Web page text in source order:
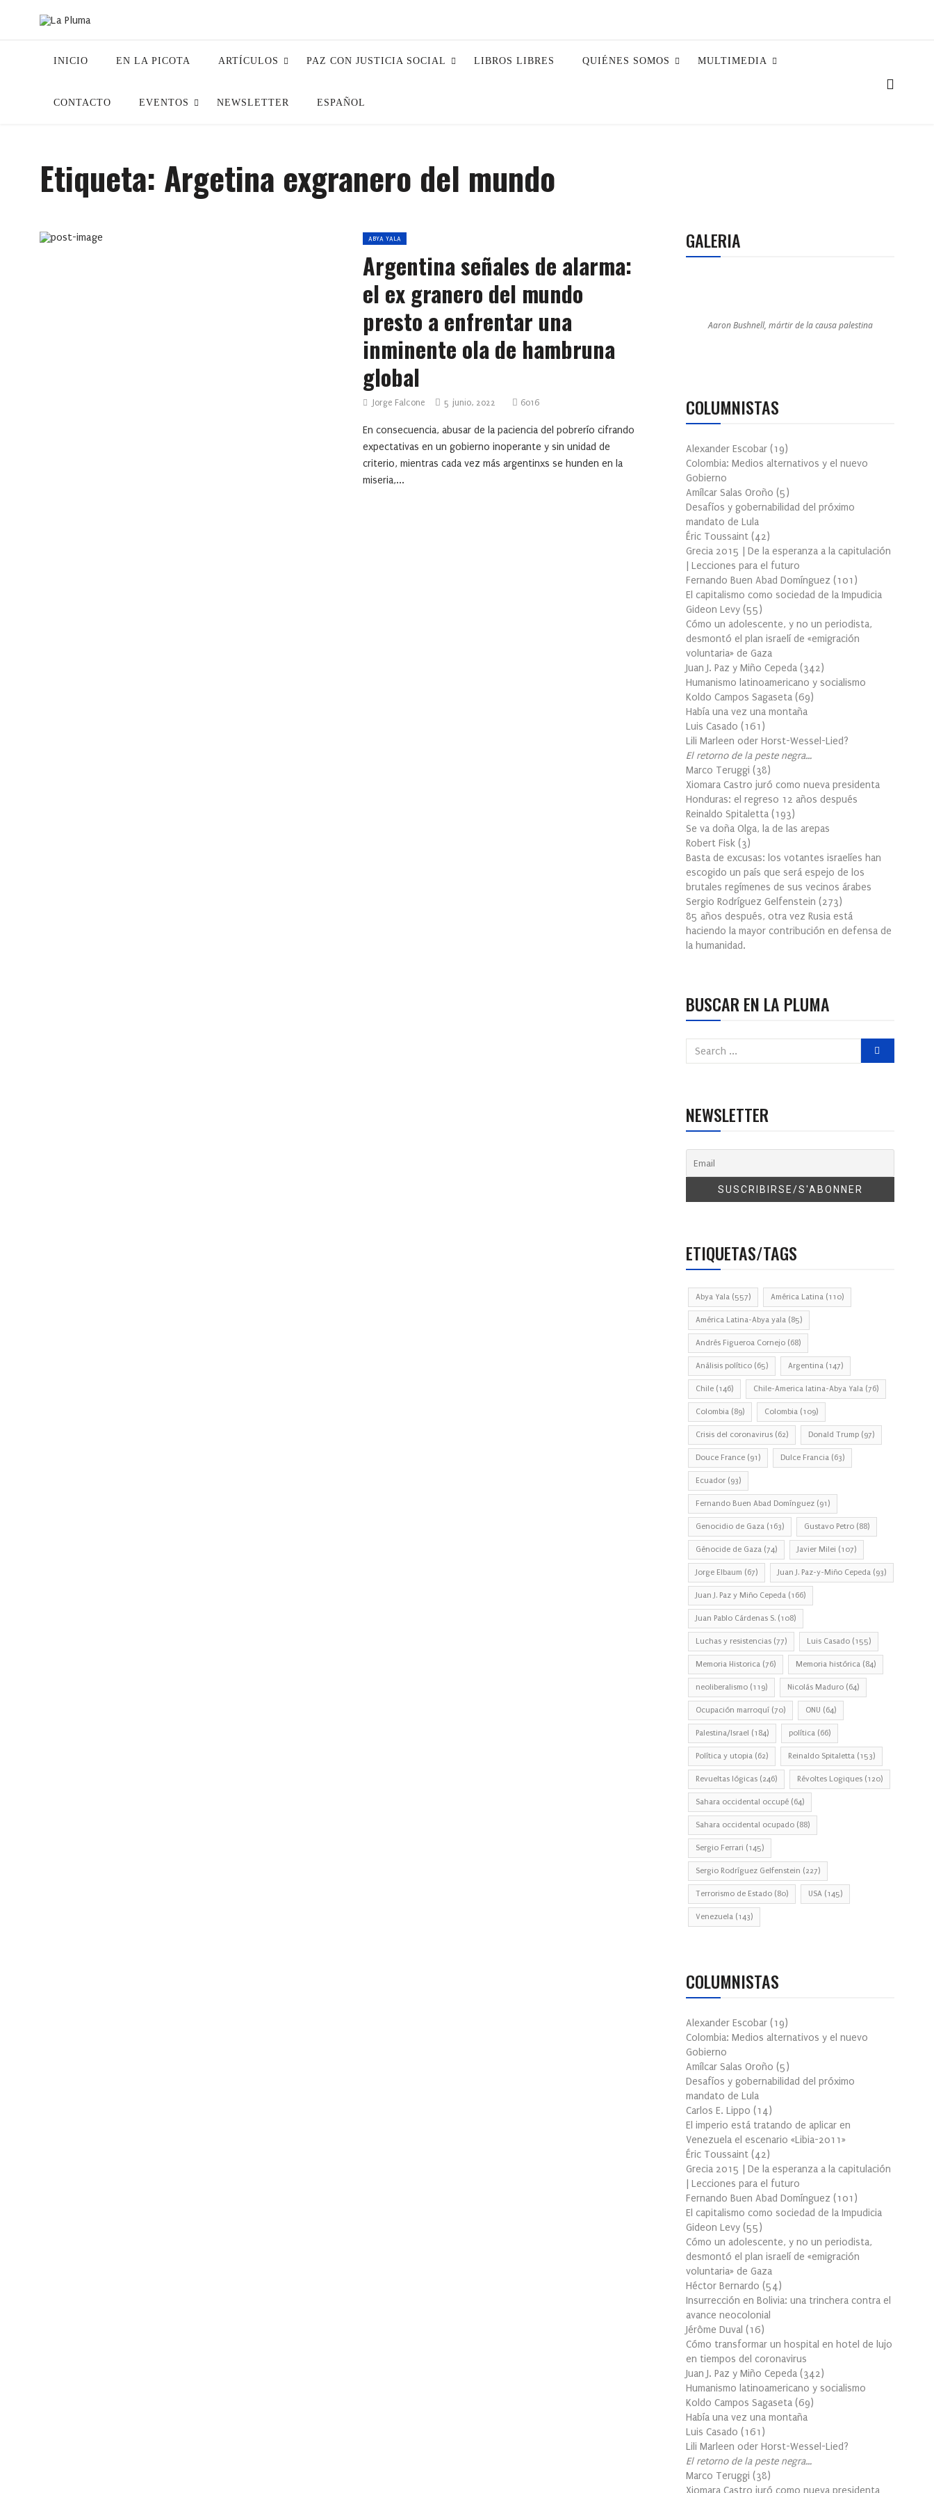
INICIO EN LA PICOTA ARTÍCULOS PAZ CON JUSTICIA SOCIAL LIBROS LIBRES QUIÉNES SOMOS MULTIMEDIA
CONTACTO EVENTOS NEWSLETTER ESPAÑOL
Etiqueta: Argetina exgranero del mundo
ABYA YALA
Argentina señales de alarma:
el ex granero del mundo
presto a enfrentar una
inminente ola de hambruna
global
Jorge Falcone 5 junio, 2022 6016
En consecuencia, abusar de la paciencia del pobrerío cifrando
expectativas en un gobierno inoperante y sin unidad de
criterio, mientras cada vez más argentinxs se hunden en la
miseria,...
GALERIA
Aaron Bushnell, mártir de la causa palestina
COLUMNISTAS
Alexander Escobar (19)
Colombia: Medios alternativos y el nuevo
Gobierno
Amílcar Salas Oroño (5)
Desafíos y gobernabilidad del próximo
mandato de Lula
Éric Toussaint (42)
Grecia 2015 | De la esperanza a la capitulación
| Lecciones para el futuro
Fernando Buen Abad Domínguez (101 )
El capitalismo como sociedad de la Impudicia
Gideon Levy (55)
Cómo un adolescente, y no un periodista,
desmontó el plan israelí de «emigración
voluntaria» de Gaza
Juan J. Paz y Miño Cepeda (342)
Humanismo latinoamericano y socialismo
Koldo Campos Sagaseta (69)
Había una vez una montaña
Luis Casado (161 )
Lili Marleen oder Horst-Wessel-Lied?
El retorno de la peste negra…
Marco Teruggi (38)
Xiomara Castro juró como nueva presidenta
Honduras: el regreso 12 años después
Reinaldo Spitaletta (193)
Se va doña Olga, la de las arepas
Robert Fisk (3)
Basta de excusas: los votantes israelíes han
escogido un país que será espejo de los
brutales regímenes de sus vecinos árabes
Sergio Rodríguez Gelfenstein (273)
85 años después, otra vez Rusia está
haciendo la mayor contribución en defensa de
la humanidad.
BUSCAR EN LA PLUMA
NEWSLETTER
ETIQUETAS/TAGS
Abya Yala (557) América Latina (110)
América Latina-Abya yala (85)
Andrés Figueroa Cornejo (68)
Análisis político (65) Argentina (147)
Chile (146) Chile-America latina-Abya Yala (76)
Colombia (89) Colombia (109)
Crisis del coronavirus (62) Donald Trump (97)
Douce France (91) Dulce Francia (63)
Ecuador (93)
Fernando Buen Abad Domínguez (91)
Genocidio de Gaza (163) Gustavo Petro (88)
Génocide de Gaza (74) Javier Milei (107)
Jorge Elbaum (67) Juan J. Paz-y-Miño Cepeda (93)
Juan J. Paz y Miño Cepeda (166)
Juan Pablo Cárdenas S. (108)
Luchas y resistencias (77) Luis Casado (155)
Memoria Historica (76) Memoria histórica (84)
neoliberalismo (119) Nicolás Maduro (64)
Ocupación marroquí (70) ONU (64)
Palestina/Israel (184) política (66)
Política y utopia (62) Reinaldo Spitaletta (153)
Revueltas lógicas (246) Révoltes Logiques (120)
Sahara occidental occupé (64)
Sahara occidental ocupado (88)
Sergio Ferrari (145)
Sergio Rodríguez Gelfenstein (227)
Terrorismo de Estado (80) USA (145)
Venezuela (143)
COLUMNISTAS
Alexander Escobar (19)
Colombia: Medios alternativos y el nuevo
Gobierno
Amílcar Salas Oroño (5)
Desafíos y gobernabilidad del próximo
mandato de Lula
Carlos E. Lippo (14)
El imperio está tratando de aplicar en
Venezuela el escenario «Libia-2011»
Éric Toussaint (42)
Grecia 2015 | De la esperanza a la capitulación
| Lecciones para el futuro
Fernando Buen Abad Domínguez (101 )
El capitalismo como sociedad de la Impudicia
Gideon Levy (55)
Cómo un adolescente, y no un periodista,
desmontó el plan israelí de «emigración
voluntaria» de Gaza
Héctor Bernardo (54)
Insurrección en Bolivia: una trinchera contra el
avance neocolonial
Jérôme Duval (16)
Cómo transformar un hospital en hotel de lujo
en tiempos del coronavirus
Juan J. Paz y Miño Cepeda (342)
Humanismo latinoamericano y socialismo
Koldo Campos Sagaseta (69)
Había una vez una montaña
Luis Casado (161 )
Lili Marleen oder Horst-Wessel-Lied?
El retorno de la peste negra…
Marco Teruggi (38)